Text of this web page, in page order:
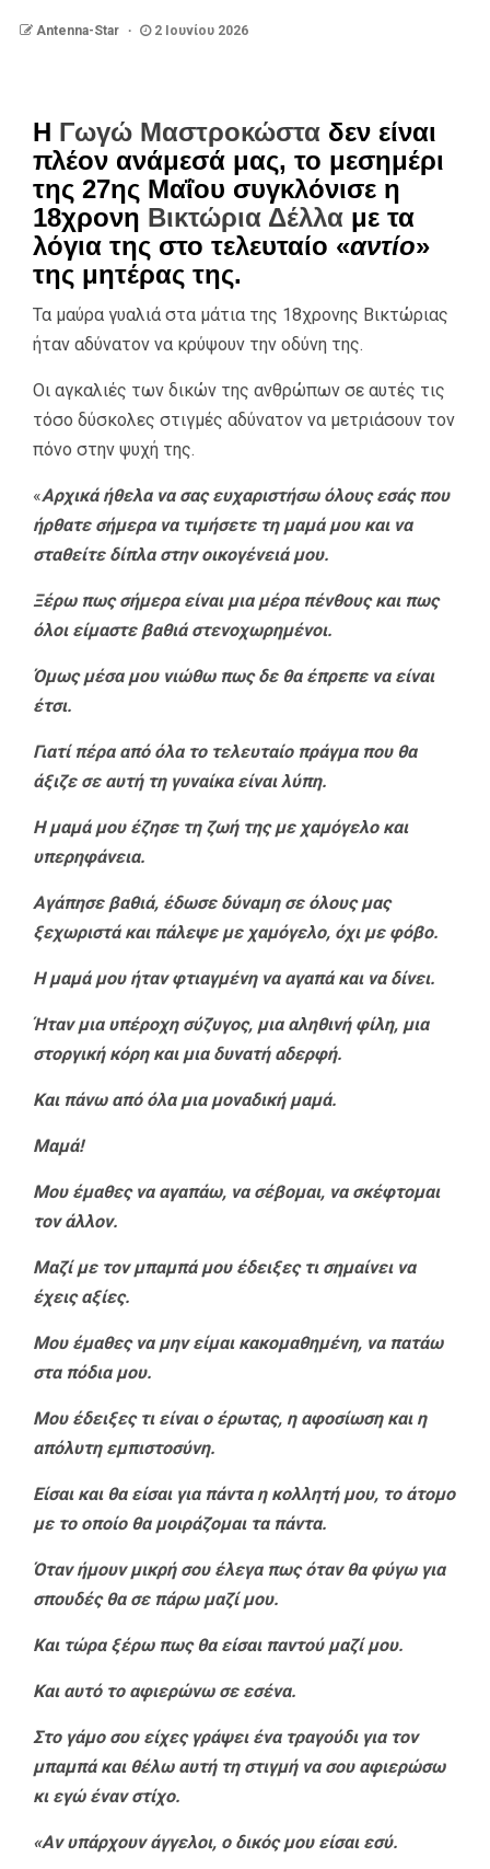
Antenna-Star 2 Ιουνίου 2026
Η Γωγώ Μαστροκώστα δεν είναι
πλέον ανάμεσά μας, το μεσημέρι
της 27ης Μαΐου συγκλόνισε η
18χρονη Βικτώρια Δέλλα με τα
λόγια της στο τελευταίο «αντίο»
της μητέρας της.
Τα μαύρα γυαλιά στα μάτια της 18χρονης Βικτώριας
ήταν αδύνατον να κρύψουν την οδύνη της.
Οι αγκαλιές των δικών της ανθρώπων σε αυτές τις
τόσο δύσκολες στιγμές αδύνατον να μετριάσουν τον
πόνο στην ψυχή της.
«Αρχικά ήθελα να σας ευχαριστήσω όλους εσάς που
ήρθατε σήμερα να τιμήσετε τη μαμά μου και να
σταθείτε δίπλα στην οικογένειά μου.
Ξέρω πως σήμερα είναι μια μέρα πένθους και πως
όλοι είμαστε βαθιά στενοχωρημένοι.
Όμως μέσα μου νιώθω πως δε θα έπρεπε να είναι
έτσι.
Γιατί πέρα από όλα το τελευταίο πράγμα που θα
άξιζε σε αυτή τη γυναίκα είναι λύπη.
Η μαμά μου έζησε τη ζωή της με χαμόγελο και
υπερηφάνεια.
Αγάπησε βαθιά, έδωσε δύναμη σε όλους μας
ξεχωριστά και πάλεψε με χαμόγελο, όχι με φόβο.
Η μαμά μου ήταν φτιαγμένη να αγαπά και να δίνει.
Ήταν μια υπέροχη σύζυγος, μια αληθινή φίλη, μια
στοργική κόρη και μια δυνατή αδερφή.
Και πάνω από όλα μια μοναδική μαμά.
Μαμά!
Μου έμαθες να αγαπάω, να σέβομαι, να σκέφτομαι
τον άλλον.
Μαζί με τον μπαμπά μου έδειξες τι σημαίνει να
έχεις αξίες.
Μου έμαθες να μην είμαι κακομαθημένη, να πατάω
στα πόδια μου.
Μου έδειξες τι είναι ο έρωτας, η αφοσίωση και η
απόλυτη εμπιστοσύνη.
Είσαι και θα είσαι για πάντα η κολλητή μου, το άτομο
με το οποίο θα μοιράζομαι τα πάντα.
Όταν ήμουν μικρή σου έλεγα πως όταν θα φύγω για
σπουδές θα σε πάρω μαζί μου.
Και τώρα ξέρω πως θα είσαι παντού μαζί μου.
Και αυτό το αφιερώνω σε εσένα.
Στο γάμο σου είχες γράψει ένα τραγούδι για τον
μπαμπά και θέλω αυτή τη στιγμή να σου αφιερώσω
κι εγώ έναν στίχο.
«Αν υπάρχουν άγγελοι, ο δικός μου είσαι εσύ.